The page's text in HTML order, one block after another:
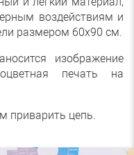
воздействиям и
размером 60х90 см.
изображение
печать на
приварить цепь.